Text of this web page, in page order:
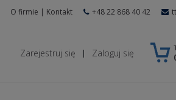
O firmie | Kontakt +48 22 868 40 42
Zarejestruj się | Zaloguj się